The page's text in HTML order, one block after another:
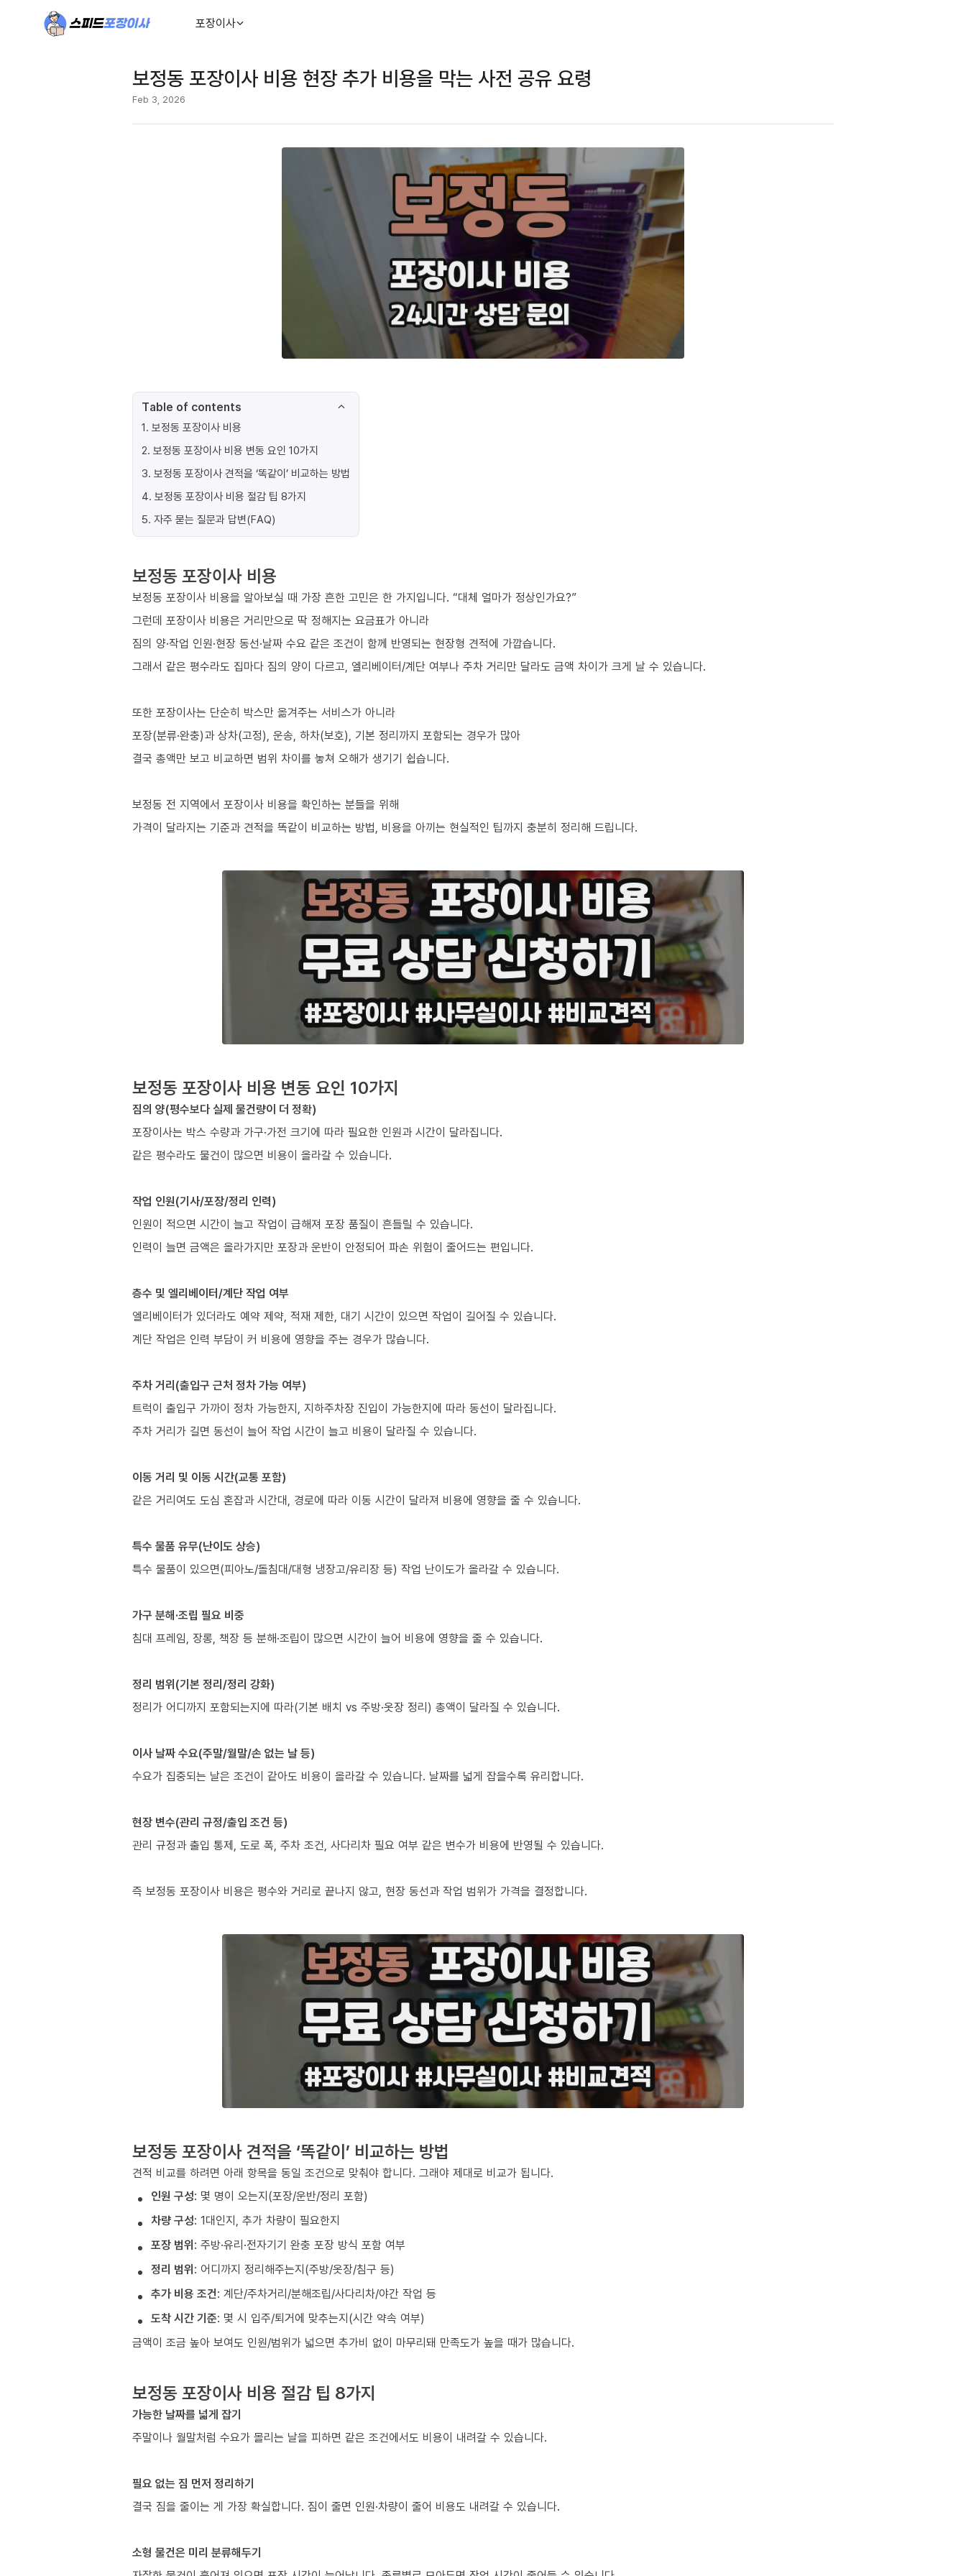
포장이사
보정동 포장이사 비용 현장 추가 비용을 막는 사전 공유 요령
Feb 3, 2026
Table of contents
1. 보정동 포장이사 비용
2. 보정동 포장이사 비용 변동 요인 10가지
3. 보정동 포장이사 견적을 ‘똑같이’ 비교하는 방법
4. 보정동 포장이사 비용 절감 팁 8가지
5. 자주 묻는 질문과 답변(FAQ)
보정동 포장이사 비용
보정동 포장이사 비용을 알아보실 때 가장 흔한 고민은 한 가지입니다. “대체 얼마가 정상인가요?”
그런데 포장이사 비용은 거리만으로 딱 정해지는 요금표가 아니라
짐의 양·작업 인원·현장 동선·날짜 수요 같은 조건이 함께 반영되는 현장형 견적에 가깝습니다.
그래서 같은 평수라도 집마다 짐의 양이 다르고, 엘리베이터/계단 여부나 주차 거리만 달라도 금액 차이가 크게 날 수 있습니다.
또한 포장이사는 단순히 박스만 옮겨주는 서비스가 아니라
포장(분류·완충)과 상차(고정), 운송, 하차(보호), 기본 정리까지 포함되는 경우가 많아
결국 총액만 보고 비교하면 범위 차이를 놓쳐 오해가 생기기 쉽습니다.
보정동 전 지역에서 포장이사 비용을 확인하는 분들을 위해
가격이 달라지는 기준과 견적을 똑같이 비교하는 방법, 비용을 아끼는 현실적인 팁까지 충분히 정리해 드립니다.
보정동 포장이사 비용 변동 요인 10가지
짐의 양(평수보다 실제 물건량이 더 정확)
포장이사는 박스 수량과 가구·가전 크기에 따라 필요한 인원과 시간이 달라집니다.
같은 평수라도 물건이 많으면 비용이 올라갈 수 있습니다.
작업 인원(기사/포장/정리 인력)
인원이 적으면 시간이 늘고 작업이 급해져 포장 품질이 흔들릴 수 있습니다.
인력이 늘면 금액은 올라가지만 포장과 운반이 안정되어 파손 위험이 줄어드는 편입니다.
층수 및 엘리베이터/계단 작업 여부
엘리베이터가 있더라도 예약 제약, 적재 제한, 대기 시간이 있으면 작업이 길어질 수 있습니다.
계단 작업은 인력 부담이 커 비용에 영향을 주는 경우가 많습니다.
주차 거리(출입구 근처 정차 가능 여부)
트럭이 출입구 가까이 정차 가능한지, 지하주차장 진입이 가능한지에 따라 동선이 달라집니다.
주차 거리가 길면 동선이 늘어 작업 시간이 늘고 비용이 달라질 수 있습니다.
이동 거리 및 이동 시간(교통 포함)
같은 거리여도 도심 혼잡과 시간대, 경로에 따라 이동 시간이 달라져 비용에 영향을 줄 수 있습니다.
특수 물품 유무(난이도 상승)
특수 물품이 있으면(피아노/돌침대/대형 냉장고/유리장 등) 작업 난이도가 올라갈 수 있습니다.
가구 분해·조립 필요 비중
침대 프레임, 장롱, 책장 등 분해·조립이 많으면 시간이 늘어 비용에 영향을 줄 수 있습니다.
정리 범위(기본 정리/정리 강화)
정리가 어디까지 포함되는지에 따라(기본 배치 vs 주방·옷장 정리) 총액이 달라질 수 있습니다.
이사 날짜 수요(주말/월말/손 없는 날 등)
수요가 집중되는 날은 조건이 같아도 비용이 올라갈 수 있습니다. 날짜를 넓게 잡을수록 유리합니다.
현장 변수(관리 규정/출입 조건 등)
관리 규정과 출입 통제, 도로 폭, 주차 조건, 사다리차 필요 여부 같은 변수가 비용에 반영될 수 있습니다.
즉 보정동 포장이사 비용은 평수와 거리로 끝나지 않고, 현장 동선과 작업 범위가 가격을 결정합니다.
보정동 포장이사 견적을 ‘똑같이’ 비교하는 방법
견적 비교를 하려면 아래 항목을 동일 조건으로 맞춰야 합니다. 그래야 제대로 비교가 됩니다.
인원 구성: 몇 명이 오는지(포장/운반/정리 포함)
차량 구성: 1대인지, 추가 차량이 필요한지
포장 범위: 주방·유리·전자기기 완충 포장 방식 포함 여부
정리 범위: 어디까지 정리해주는지(주방/옷장/침구 등)
추가 비용 조건: 계단/주차거리/분해조립/사다리차/야간 작업 등
도착 시간 기준: 몇 시 입주/퇴거에 맞추는지(시간 약속 여부)
금액이 조금 높아 보여도 인원/범위가 넓으면 추가비 없이 마무리돼 만족도가 높을 때가 많습니다.
보정동 포장이사 비용 절감 팁 8가지
가능한 날짜를 넓게 잡기
주말이나 월말처럼 수요가 몰리는 날을 피하면 같은 조건에서도 비용이 내려갈 수 있습니다.
필요 없는 짐 먼저 정리하기
결국 짐을 줄이는 게 가장 확실합니다. 짐이 줄면 인원·차량이 줄어 비용도 내려갈 수 있습니다.
소형 물건은 미리 분류해두기